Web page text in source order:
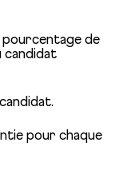
pourcentage de
candidat
pour chaque